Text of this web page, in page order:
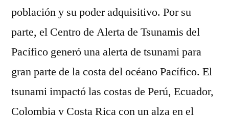
población y su poder adquisitivo. Por su
parte, el Centro de Alerta de Tsunamis del
Pacífico generó una alerta de tsunami para
gran parte de la costa del océano Pacífico. El
tsunami impactó las costas de Perú, Ecuador,
Colombia y Costa Rica con un alza en el